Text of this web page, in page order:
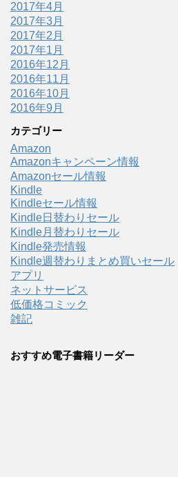
2017年4月
2017年3月
2017年2月
2017年1月
2016年12月
2016年11月
2016年10月
2016年9月
カテゴリー
Amazon
Amazonキャンペーン情報
Amazonセール情報
Kindle
Kindleセール情報
Kindle日替わりセール
Kindle月替わりセール
Kindle発売情報
Kindle週替わりまとめ買いセール
アプリ
ネットサービス
低価格コミック
雑記
おすすめ電子書籍リーダー